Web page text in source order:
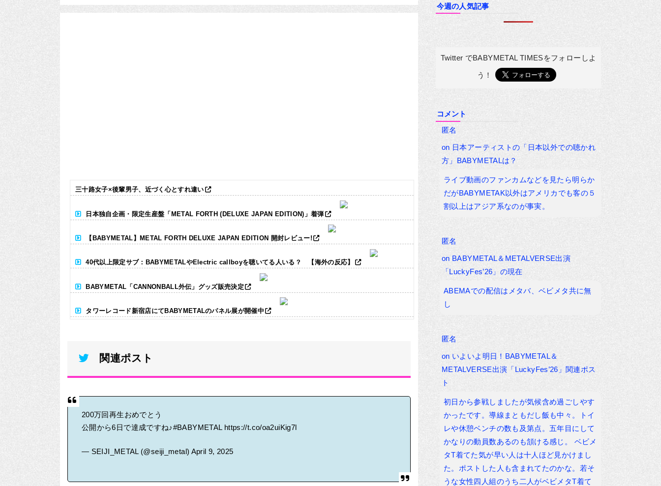
三十路女子×後輩男子、近づく心とすれ違い
日本独自企画・限定生産盤「METAL FORTH (DELUXE JAPAN EDITION)」着弾
【BABYMETAL】METAL FORTH DELUXE JAPAN EDITION 開封レビュー!
40代以上限定サブ：BABYMETALやElectric callboyを聴いてる人いる？ 【海外の反応】
BABYMETAL「CANNONBALL外伝」グッズ販売決定
タワーレコード新宿店にてBABYMETALのパネル展が開催中
関連ポスト
200万回再生おめでとう
公開から6日で達成ですね♪#BABYMETAL https://t.co/oa2uiKig7l
— SEIJI_METAL (@seiji_metal) April 9, 2025
今週の人気記事
Twitter でBABYMETAL TIMESをフォローしよ
う！
コメント
匿名
on 日本アーティストの「日本以外での聴かれ
方」BABYMETALは？
ライブ動画のファンカムなどを見たら明らか
だがBABYMETAK以外はアメリカでも客の５
割以上はアジア系なのが事実。
匿名
on BABYMETAL＆METALVERSE出演
「LuckyFes’26」の現在
ABEMAでの配信はメタバ、ベビメタ共に無
し
匿名
on いよいよ明日！BABYMETAL＆
METALVERSE出演「LuckyFes’26」関連ポス
ト
初日から参戦しましたが気候含め過ごしやす
かったです。導線まともだし飯も中々。トイ
レや休憩ベンチの数も及第点。五年目にして
かなりの動員数あるのも頷ける感じ。 ベビメ
タT着てた気が早い人は十人ほど見かけまし
た。ポストした人も含まれてたのかな。若そ
うな女性四人組のうち二人がベビメタT着て